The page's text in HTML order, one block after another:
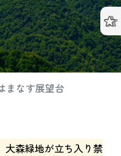
まなす展望台
森緑地が立ち入り禁